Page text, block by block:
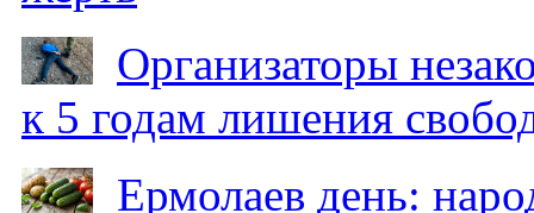
Организаторы
к 5 годам лишения
Ермолаев день: